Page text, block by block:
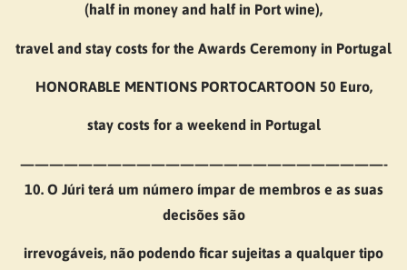
(half in money and half in Port wine),
travel and stay costs for the Awards Ceremony in Portugal
HONORABLE MENTIONS PORTOCARTOON 50 Euro,
stay costs for a weekend in Portugal
—————————————————————————-
10. O Júri terá um número ímpar de membros e as suas
decisões são
irrevogáveis, não podendo ficar sujeitas a qualquer tipo